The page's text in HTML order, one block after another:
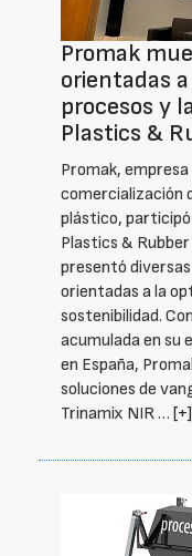
Promak
orientadas
procesos y
Plastics &
Promak,
comercialización
plástico, participó
Plastics &
presentó
orientadas a la
sostenibilidad.
acumulada en su
en España,
soluciones de
Trinamix NIR … [+]